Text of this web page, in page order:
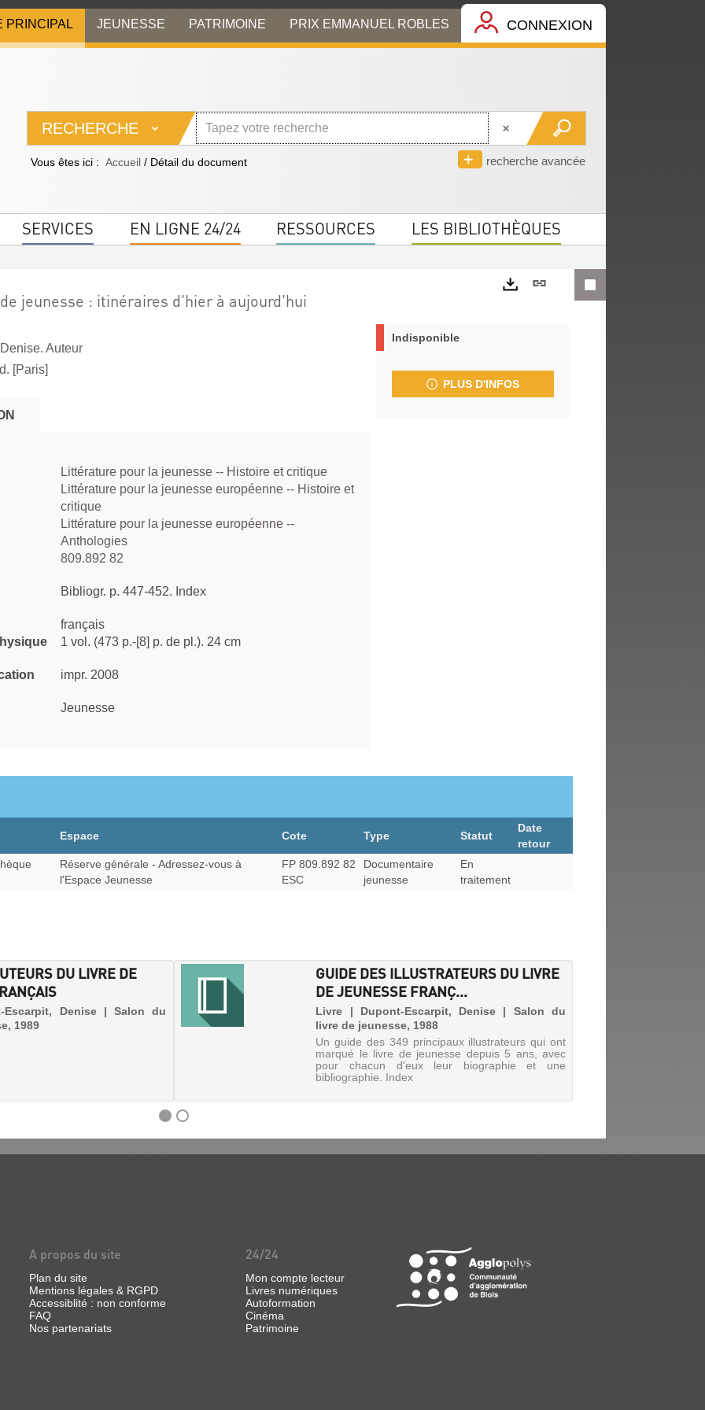
PRINCIPAL JEUNESSE PATRIMOINE PRIX EMMANUEL ROBLES CONNEXION
RECHERCHE
recherche avancée
Vous êtes ici : Accueil / Détail du document
SERVICES EN LIGNE 24/24 RESSOURCES LES BIBLIOTHÈQUES
jeunesse : itinéraires d'hier à aujourd'hui
Auteur
[Paris]
Littérature pour la jeunesse -- Histoire et critique
Littérature pour la jeunesse européenne -- Histoire et
critique
Littérature pour la jeunesse européenne --
Anthologies
809.892 82
Bibliogr. p. 447-452. Index
français
1 vol. (473 p.-[8] p. de pl.). 24 cm
impr. 2008
Jeunesse
Lien
Indisponible
PLUS D'INFOS
Espace Cote Type Statut
Date
retour
Réserve générale - Adressez-vous à
l'Espace Jeunesse
FP 809.892 82
ESC
Documentaire
jeunesse
En
traitement
DU LIVRE DE
Escarpit, Denise | Salon du
1989
GUIDE DES ILLUSTRATEURS DU LIVRE
DE JEUNESSE FRANÇ...
Livre | Dupont-Escarpit, Denise | Salon du
livre de jeunesse, 1988
Un guide des 349 principaux illustrateurs qui ont
marqué le livre de jeunesse depuis 5 ans, avec
pour chacun d'eux leur biographie et une
bibliographie. Index
A propos du site
Plan du site
Mentions légales & RGPD
Accessiblité : non conforme
FAQ
Nos partenariats
24/24
Mon compte lecteur
Livres numériques
Autoformation
Cinéma
Patrimoine